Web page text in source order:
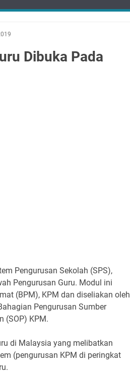
Dibuka Pada
Pengurusan Sekolah (SPS),
Pengurusan Guru. Modul ini
(BPM), KPM dan diseliakan oleh
Pengurusan Sumber
(SOP) KPM.
di Malaysia yang melibatkan
(pengurusan KPM di peringkat